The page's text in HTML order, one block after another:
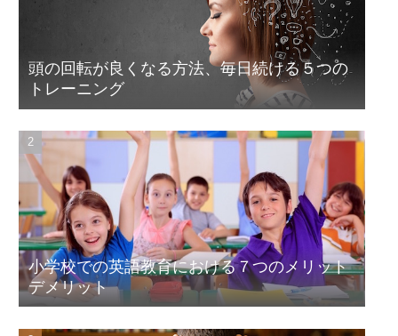
頭の回転が良くなる方法、毎日続ける５つの
トレーニング
小学校での英語教育における７つのメリット
デメリット